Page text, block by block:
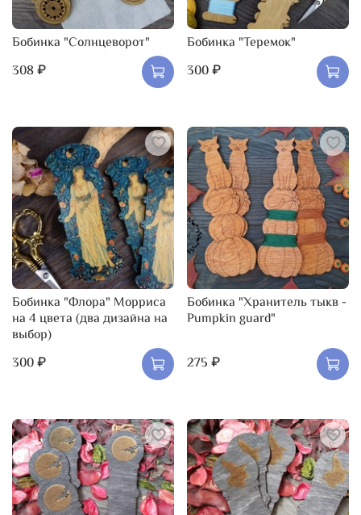
Бобинка "Солнцеворот"
308 ₽
Бобинка "Теремок"
300 ₽
Бобинка "Флора" Морриса
на 4 цвета (два дизайна на
выбор)
300 ₽
Бобинка "Хранитель тыкв -
Pumpkin guard"
275 ₽